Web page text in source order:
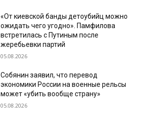
«От киевской банды детоубийц можно
ожидать чего угодно». Памфилова
встретилась с Путиным после
жеребьевки партий
05.08.2026
Собянин заявил, что перевод
экономики России на военные рельсы
может «убить вообще страну»
05.08.2026